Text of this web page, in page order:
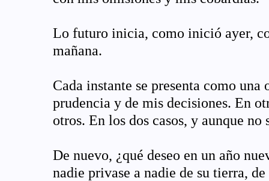
Lo futuro inicia, como inició ayer,
mañana.
Cada instante se presenta como
prudencia y de mis decisiones. En
otros. En los dos casos, y aunque
De nuevo, ¿qué deseo en un año
nadie privase a nadie de su tierra,